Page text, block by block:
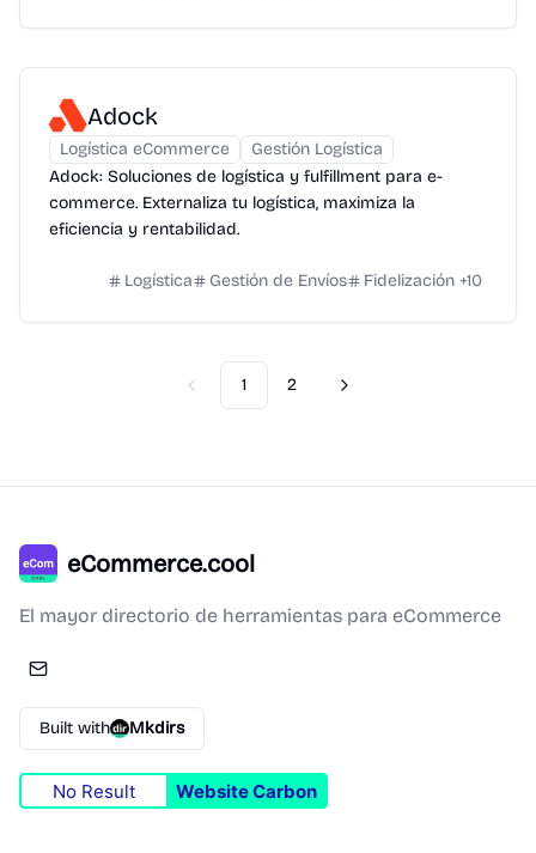
Adock
Logística eCommerce
Gestión Logística
Adock: Soluciones de logística y fulfillment para e-
commerce. Externaliza tu logística, maximiza la
eficiencia y rentabilidad.
Logística Gestión de Envíos Fidelización +10
Previous
1 2 Next
eCommerce.cool
El mayor directorio de herramientas para eCommerce
Built with Mkdirs
No Result Website Carbon